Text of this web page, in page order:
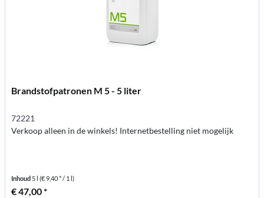
Brandstofpatronen M 5 - 5 liter
72221
Verkoop alleen in de winkels! Internetbestelling niet mogelijk
Inhoud 5 l(€ 9,40 * / 1 l)
€ 47,00 *